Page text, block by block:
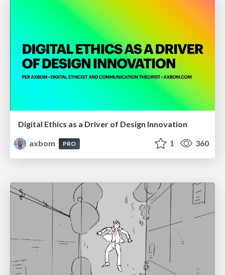
Digital Ethics as a Driver of Design Innovation
axbom
PRO 1 360